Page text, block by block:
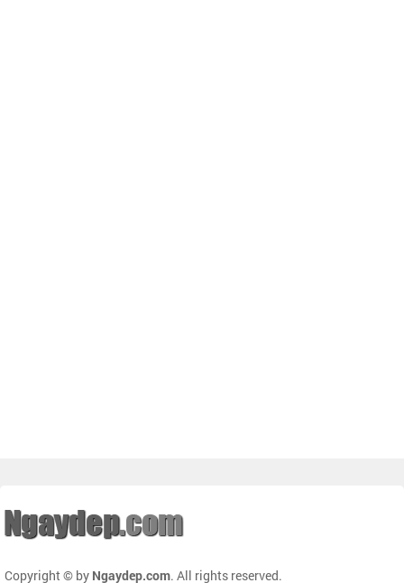
Copyright © by Ngaydep.com. All rights reserved.